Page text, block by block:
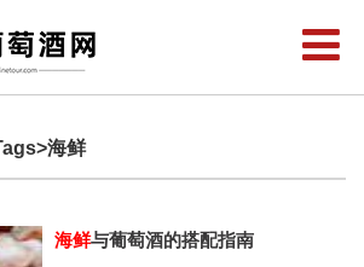
海鲜
海鲜与葡萄酒的搭配指南